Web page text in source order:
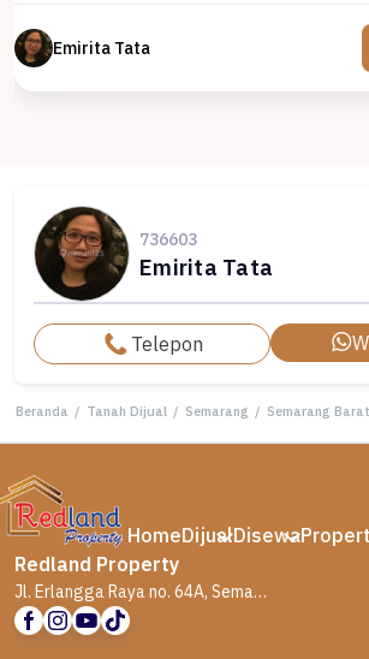
Emirita Tata
736603
Emirita Tata
Telepon
Beranda / Tanah Dijual / Semarang / Semarang Barat
HomeDijualDisewa
Redland Property
Jl. Erlangga Raya no. 64A, Semarang